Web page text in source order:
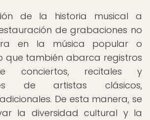
de la historia musical a
de grabaciones no
en la música popular o
que también abarca registros
conciertos, recitales y
de artistas clásicos,
De esta manera, se
la diversidad cultural y la